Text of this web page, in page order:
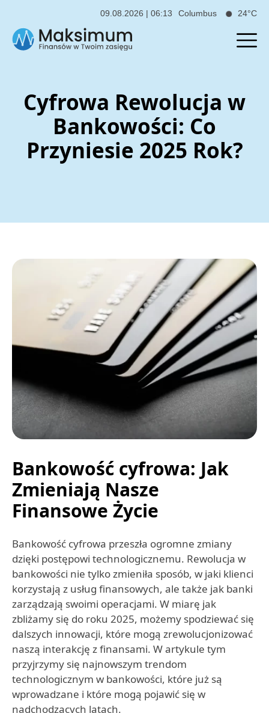
09.08.2026 | 06:13 Columbus 24°C
Cyfrowa Rewolucja w
Bankowości: Co
Przyniesie 2025 Rok?
Bankowość cyfrowa: Jak
Zmieniają Nasze
Finansowe Życie
Bankowość cyfrowa przeszła ogromne zmiany
dzięki postępowi technologicznemu. Rewolucja w
bankowości nie tylko zmieniła sposób, w jaki klienci
korzystają z usług finansowych, ale także jak banki
zarządzają swoimi operacjami. W miarę jak
zbliżamy się do roku 2025, możemy spodziewać się
dalszych innowacji, które mogą zrewolucjonizować
naszą interakcję z finansami. W artykule tym
przyjrzymy się najnowszym trendom
technologicznym w bankowości, które już są
wprowadzane i które mogą pojawić się w
nadchodzących latach.